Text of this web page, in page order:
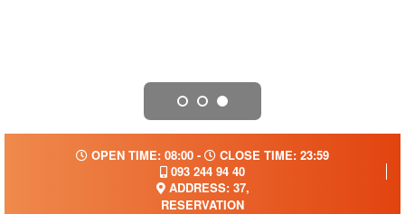
OPEN TIME: 08:00 -
CLOSE TIME: 23:59
093 244 94 40
ADDRESS: 37,
RESERVATION